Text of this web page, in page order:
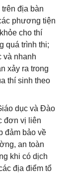
địa bàn
phương tiện
cho thí
quá trình thi;
và nhanh
xảy ra trong
thí sinh theo
dục và Đào
đơn vị liên
đảm bảo về
an toàn
khi có dịch
địa điểm tổ